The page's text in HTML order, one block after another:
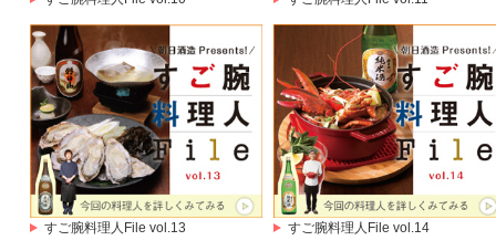
すご腕料理人File vol.13 すご腕料理人File vol.14